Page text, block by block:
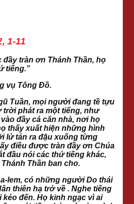
1-11
đầy tràn ơn Thánh Thần, họ
tiếng.”
vụ Tông Đồ.
Tuần, mọi người đang tề tựu
phát ra một tiếng, như
đầy cả căn nhà, nơi họ
thấy xuất hiện những hình
lử tản ra đậu xuống từng
điều được tràn đầy ơn Chúa
đầu nói các thứ tiếng khác,
Thần ban cho.
lem, có những người Do thái
thiên hạ trở về . Nghe tiếng
đến. Họ kinh ngạc vì ai